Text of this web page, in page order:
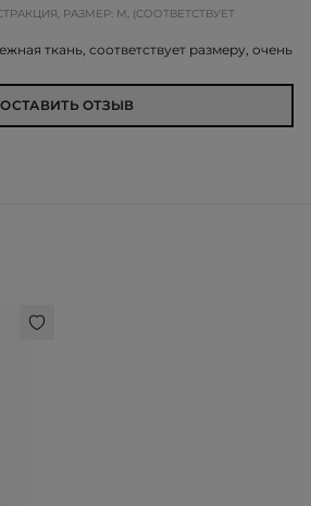
РАЗМЕР: M, (СООТВЕТСТВУЕТ
ткань, соответствует размеру, очень
ОСТАВИТЬ ОТЗЫВ